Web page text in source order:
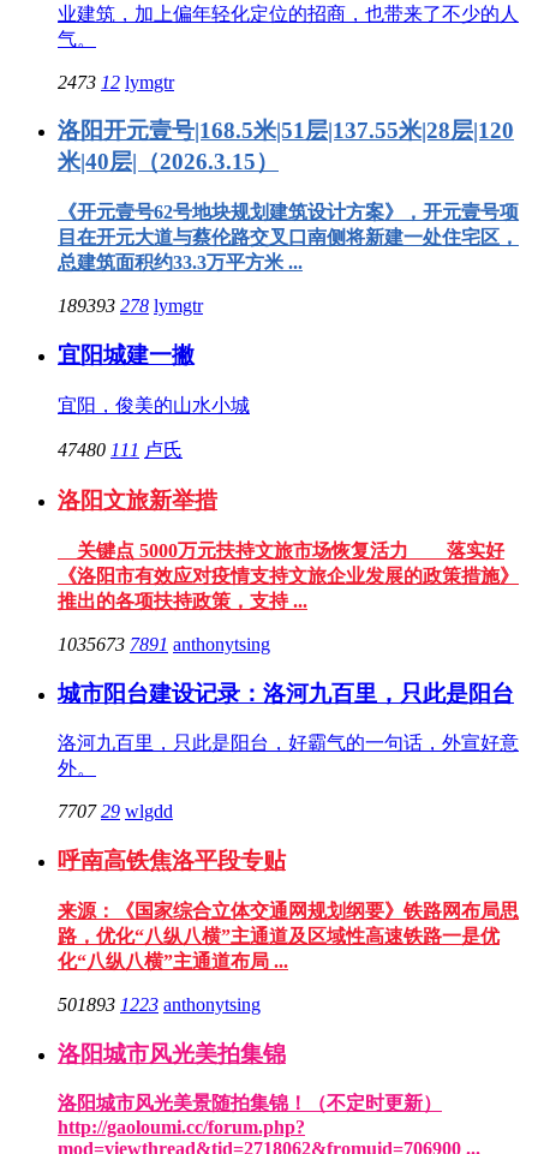
业建筑，加上偏年轻化定位的招商，也带来了不少的人
气。
2473 12 lymgtr
洛阳开元壹号|168.5米|51层|137.55米|28层|120
米|40层|（2026.3.15）
《开元壹号62号地块规划建筑设计方案》，开元壹号项
目在开元大道与蔡伦路交叉口南侧将新建一处住宅区，
总建筑面积约33.3万平方米 ...
189393 278 lymgtr
宜阳城建一撇
宜阳，俊美的山水小城
47480 111 卢氏
洛阳文旅新举措
关键点 5000万元扶持文旅市场恢复活力 落实好
《洛阳市有效应对疫情支持文旅企业发展的政策措施》
推出的各项扶持政策，支持 ...
1035673 7891 anthonytsing
城市阳台建设记录：洛河九百里，只此是阳台
洛河九百里，只此是阳台，好霸气的一句话，外宣好意
外。
770729 wlgdd
呼南高铁焦洛平段专贴
来源：《国家综合立体交通网规划纲要》铁路网布局思
路，优化“八纵八横”主通道及区域性高速铁路一是优
化“八纵八横”主通道布局 ...
501893 1223 anthonytsing
洛阳城市风光美拍集锦
洛阳城市风光美景随拍集锦！（不定时更新）
http://gaoloumi.cc/forum.php?
mod=viewthread&tid=2718062&fromuid=706900 ...